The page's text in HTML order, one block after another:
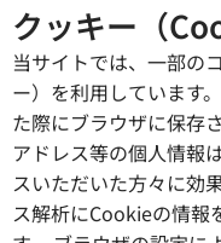
クッキー（
当サイトでは、一部の
ー）を利用しています
た際にブラウザに保存
アドレス等の個人情報
スいただいた方々に効
ス解析にCookieの情報